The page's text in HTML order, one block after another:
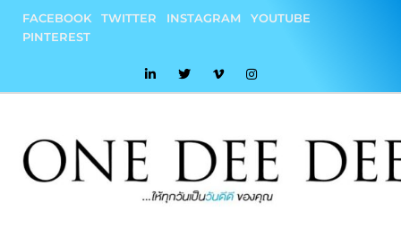
content
FACEBOOK TWITTER INSTAGRAM
YOUTUBE
PINTEREST